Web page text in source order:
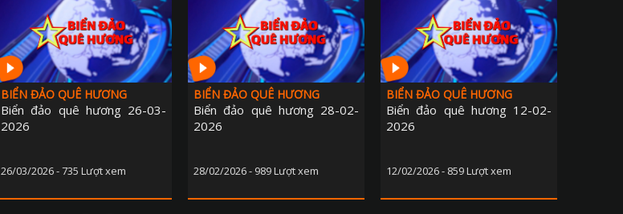
BIỂN ĐẢO QUÊ HƯƠNG
Biển đảo quê hương 26-03-
2026
26/03/2026 - 735 Lượt xem
BIỂN ĐẢO QUÊ HƯƠNG
Biển đảo quê hương 28-02-
2026
28/02/2026 - 989 Lượt xem
BIỂN ĐẢO QUÊ HƯƠNG
Biển đảo quê hương 12-02-
2026
12/02/2026 - 859 Lượt xem